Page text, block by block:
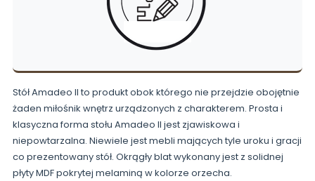
Stół Amadeo II to produkt obok którego nie przejdzie obojętnie
żaden miłośnik wnętrz urządzonych z charakterem. Prosta i
klasyczna forma stołu Amadeo II jest zjawiskowa i
niepowtarzalna. Niewiele jest mebli mających tyle uroku i gracji
co prezentowany stół. Okrągły blat wykonany jest z solidnej
płyty MDF pokrytej melaminą w kolorze orzecha.